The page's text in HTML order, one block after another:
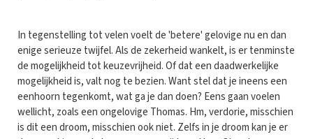
In tegenstelling tot velen voelt de 'betere' gelovige nu en dan
enige serieuze twijfel. Als de zekerheid wankelt, is er tenminste
de mogelijkheid tot keuzevrijheid. Of dat een daadwerkelijke
mogelijkheid is, valt nog te bezien. Want stel dat je ineens een
eenhoorn tegenkomt, wat ga je dan doen? Eens gaan voelen
wellicht, zoals een ongelovige Thomas. Hm, verdorie, misschien
is dit een droom, misschien ook niet. Zelfs in je droom kan je er